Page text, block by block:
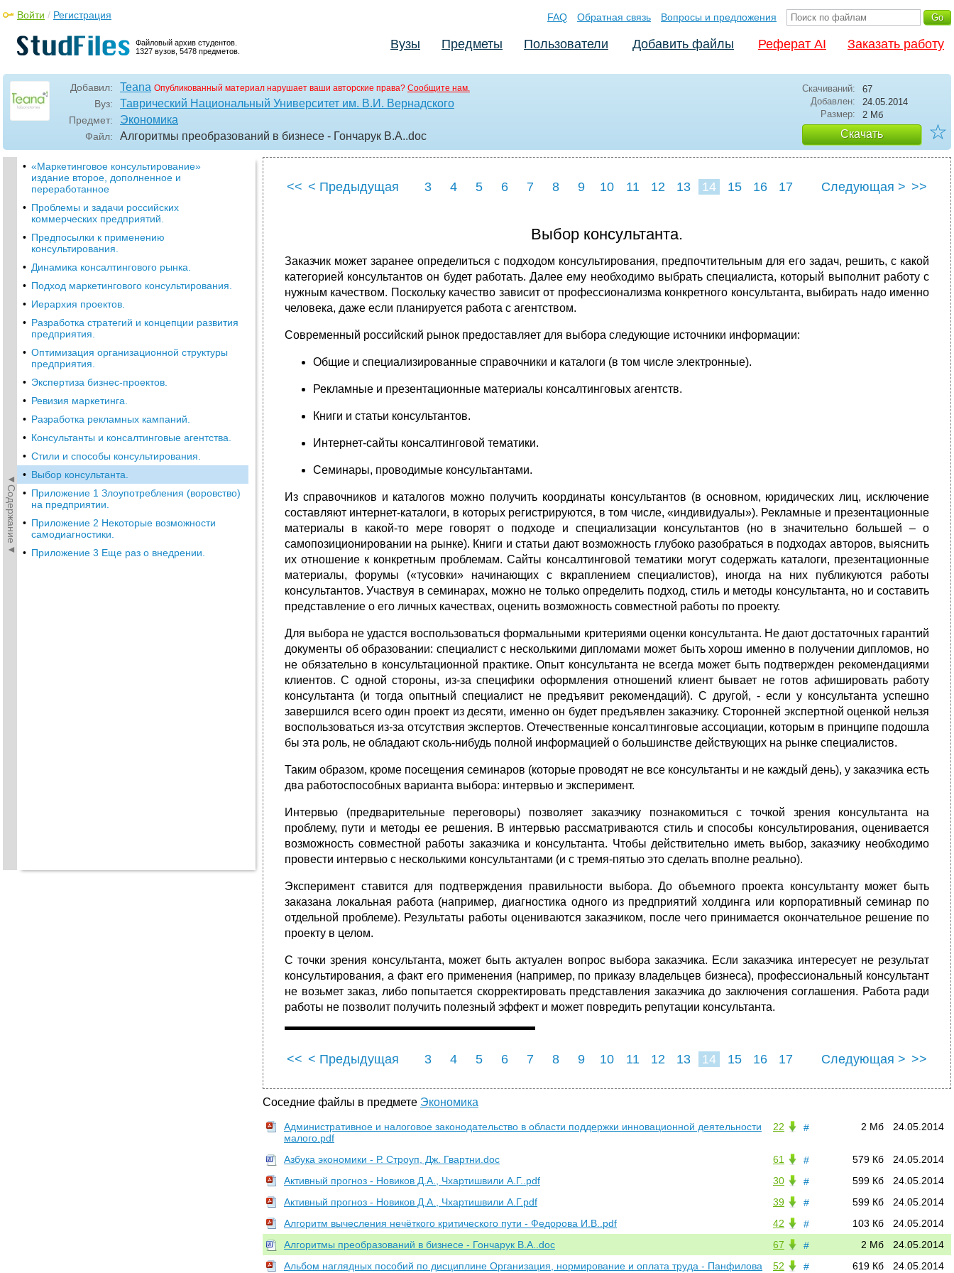
Файловый архив студентов.
1327 вузов, 5478 предметов.
Войти / Регистрация FAQ Обратная связь Вопросы и предложения
Вузы Предметы Пользователи Добавить файлы Реферат AI Заказать работу
Добавил: Teana Опубликованный материал нарушает ваши авторские права? Сообщите нам.
Вуз: Таврический Национальный Университет им. В.И. Вернадского
Предмет: Экономика
Файл: Алгоритмы преобразований в бизнесе - Гончарук В.А..doc
Скачиваний:
67
Добавлен:
24.05.2014
Размер:
2 Мб
Скачать ☆
◄Содержание◄
• «Маркетинговое консультирование»
издание второе, дополненное и
переработанное
• Проблемы и задачи российских
коммерческих предприятий.
• Предпосылки к применению
консультирования.
• Динамика консалтингового рынка.
• Подход маркетингового консультирования.
• Иерархия проектов.
• Разработка стратегий и концепции развития
предприятия.
• Оптимизация организационной структуры
предприятия.
• Экспертиза бизнес-проектов.
• Ревизия маркетинга.
• Разработка рекламных кампаний.
• Консультанты и консалтинговые агентства.
• Стили и способы консультирования.
• Выбор консультанта.
• Приложение 1 Злоупотребления (воровство)
на предприятии.
• Приложение 2 Некоторые возможности
самодиагностики.
• Приложение 3 Еще раз о внедрении.
<< < Предыдущая 3 4 5 6 7 8 9 10 11 12 13 14 15 16 17 Следующая > >>
Выбор консультанта.
Заказчик может заранее определиться с подходом консультирования, предпочтительным для его задач, решить, с какой
категорией консультантов он будет работать. Далее ему необходимо выбрать специалиста, который выполнит работу с
нужным качеством. Поскольку качество зависит от профессионализма конкретного консультанта, выбирать надо именно
человека, даже если планируется работа с агентством.
Современный российский рынок предоставляет для выбора следующие источники информации:
Общие и специализированные справочники и каталоги (в том числе электронные).
Рекламные и презентационные материалы консалтинговых агентств.
Книги и статьи консультантов.
Интернет-сайты консалтинговой тематики.
Семинары, проводимые консультантами.
Из справочников и каталогов можно получить координаты консультантов (в основном, юридических лиц, исключение
составляют интернет-каталоги, в которых регистрируются, в том числе, «индивидуалы»). Рекламные и презентационные
материалы в какой-то мере говорят о подходе и специализации консультантов (но в значительно большей – о
самопозиционировании на рынке). Книги и статьи дают возможность глубоко разобраться в подходах авторов, выяснить
их отношение к конкретным проблемам. Сайты консалтинговой тематики могут содержать каталоги, презентационные
материалы, форумы («тусовки» начинающих с вкраплением специалистов), иногда на них публикуются работы
консультантов. Участвуя в семинарах, можно не только определить подход, стиль и методы консультанта, но и составить
представление о его личных качествах, оценить возможность совместной работы по проекту.
Для выбора не удастся воспользоваться формальными критериями оценки консультанта. Не дают достаточных гарантий
документы об образовании: специалист с несколькими дипломами может быть хорош именно в получении дипломов, но
не обязательно в консультационной практике. Опыт консультанта не всегда может быть подтвержден рекомендациями
клиентов. С одной стороны, из-за специфики оформления отношений клиент бывает не готов афишировать работу
консультанта (и тогда опытный специалист не предъявит рекомендаций). С другой, - если у консультанта успешно
завершился всего один проект из десяти, именно он будет предъявлен заказчику. Сторонней экспертной оценкой нельзя
воспользоваться из-за отсутствия экспертов. Отечественные консалтинговые ассоциации, которым в принципе подошла
бы эта роль, не обладают сколь-нибудь полной информацией о большинстве действующих на рынке специалистов.
Таким образом, кроме посещения семинаров (которые проводят не все консультанты и не каждый день), у заказчика есть
два работоспособных варианта выбора: интервью и эксперимент.
Интервью (предварительные переговоры) позволяет заказчику познакомиться с точкой зрения консультанта на
проблему, пути и методы ее решения. В интервью рассматриваются стиль и способы консультирования, оценивается
возможность совместной работы заказчика и консультанта. Чтобы действительно иметь выбор, заказчику необходимо
провести интервью с несколькими консультантами (и с тремя-пятью это сделать вполне реально).
Эксперимент ставится для подтверждения правильности выбора. До объемного проекта консультанту может быть
заказана локальная работа (например, диагностика одного из предприятий холдинга или корпоративный семинар по
отдельной проблеме). Результаты работы оцениваются заказчиком, после чего принимается окончательное решение по
проекту в целом.
С точки зрения консультанта, может быть актуален вопрос выбора заказчика. Если заказчика интересует не результат
консультирования, а факт его применения (например, по приказу владельцев бизнеса), профессиональный консультант
не возьмет заказ, либо попытается скорректировать представления заказчика до заключения соглашения. Работа ради
работы не позволит получить полезный эффект и может повредить репутации консультанта.
<< < Предыдущая 3 4 5 6 7 8 9 10 11 12 13 14 15 16 17 Следующая > >>
Соседние файлы в предмете Экономика
# 24.05.2014
2 Мб
22
Административное и налоговое законодательство в области поддержки инновационной деятельности
малого.pdf
#
24.05.2014
579 Кб
61
Азбука экономики - Р. Строуп, Дж. Гвартни.doc
#
24.05.2014
599 Кб
30
Активный прогноз - Новиков Д.А., Чхартишвили А.Г..pdf
#
24.05.2014
599 Кб
39
Активный прогноз - Новиков Д.А., Чхартишвили А.Г.pdf
#
24.05.2014
103 Кб
42
Алгоритм вычесления нечёткого критического пути - Федорова И.В..pdf
#
24.05.2014
2 Мб
67
Алгоритмы преобразований в бизнесе - Гончарук В.А..doc
#
24.05.2014
619 Кб
52
Альбом наглядных пособий по дисциплине Организация, нормирование и оплата труда - Панфилова